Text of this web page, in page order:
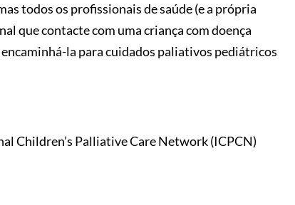
todos os profissionais de saúde (e a própria
que contacte com uma criança com doença
la para cuidados paliativos pediátricos
Children’s Palliative Care Network (ICPCN)